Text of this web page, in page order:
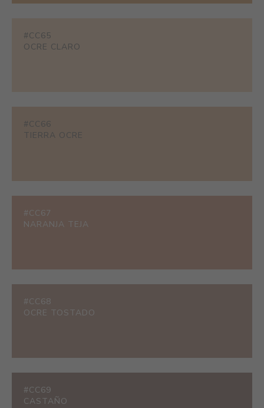
#CC65
OCRE CLARO
#CC66
TIERRA OCRE
#CC67
NARANJA TEJA
#CC68
OCRE TOSTADO
#CC69
CASTAÑO